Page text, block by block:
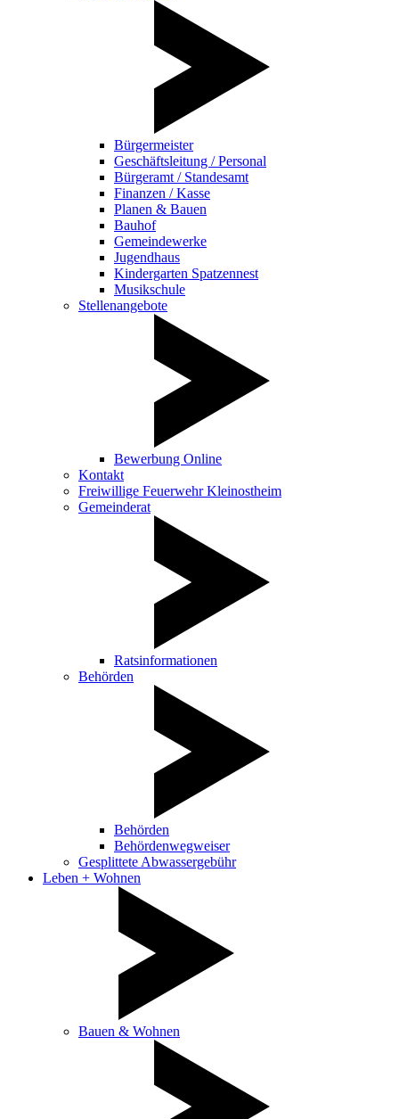
Bürgermeister
Geschäftsleitung / Personal
Bürgeramt / Standesamt
Finanzen / Kasse
Planen & Bauen
Bauhof
Gemeindewerke
Jugendhaus
Kindergarten Spatzennest
Musikschule
Stellenangebote
Bewerbung Online
Kontakt
Freiwillige Feuerwehr Kleinostheim
Gemeinderat
Ratsinformationen
Behörden
Behörden
Behördenwegweiser
Gesplittete Abwassergebühr
Leben + Wohnen
Bauen & Wohnen